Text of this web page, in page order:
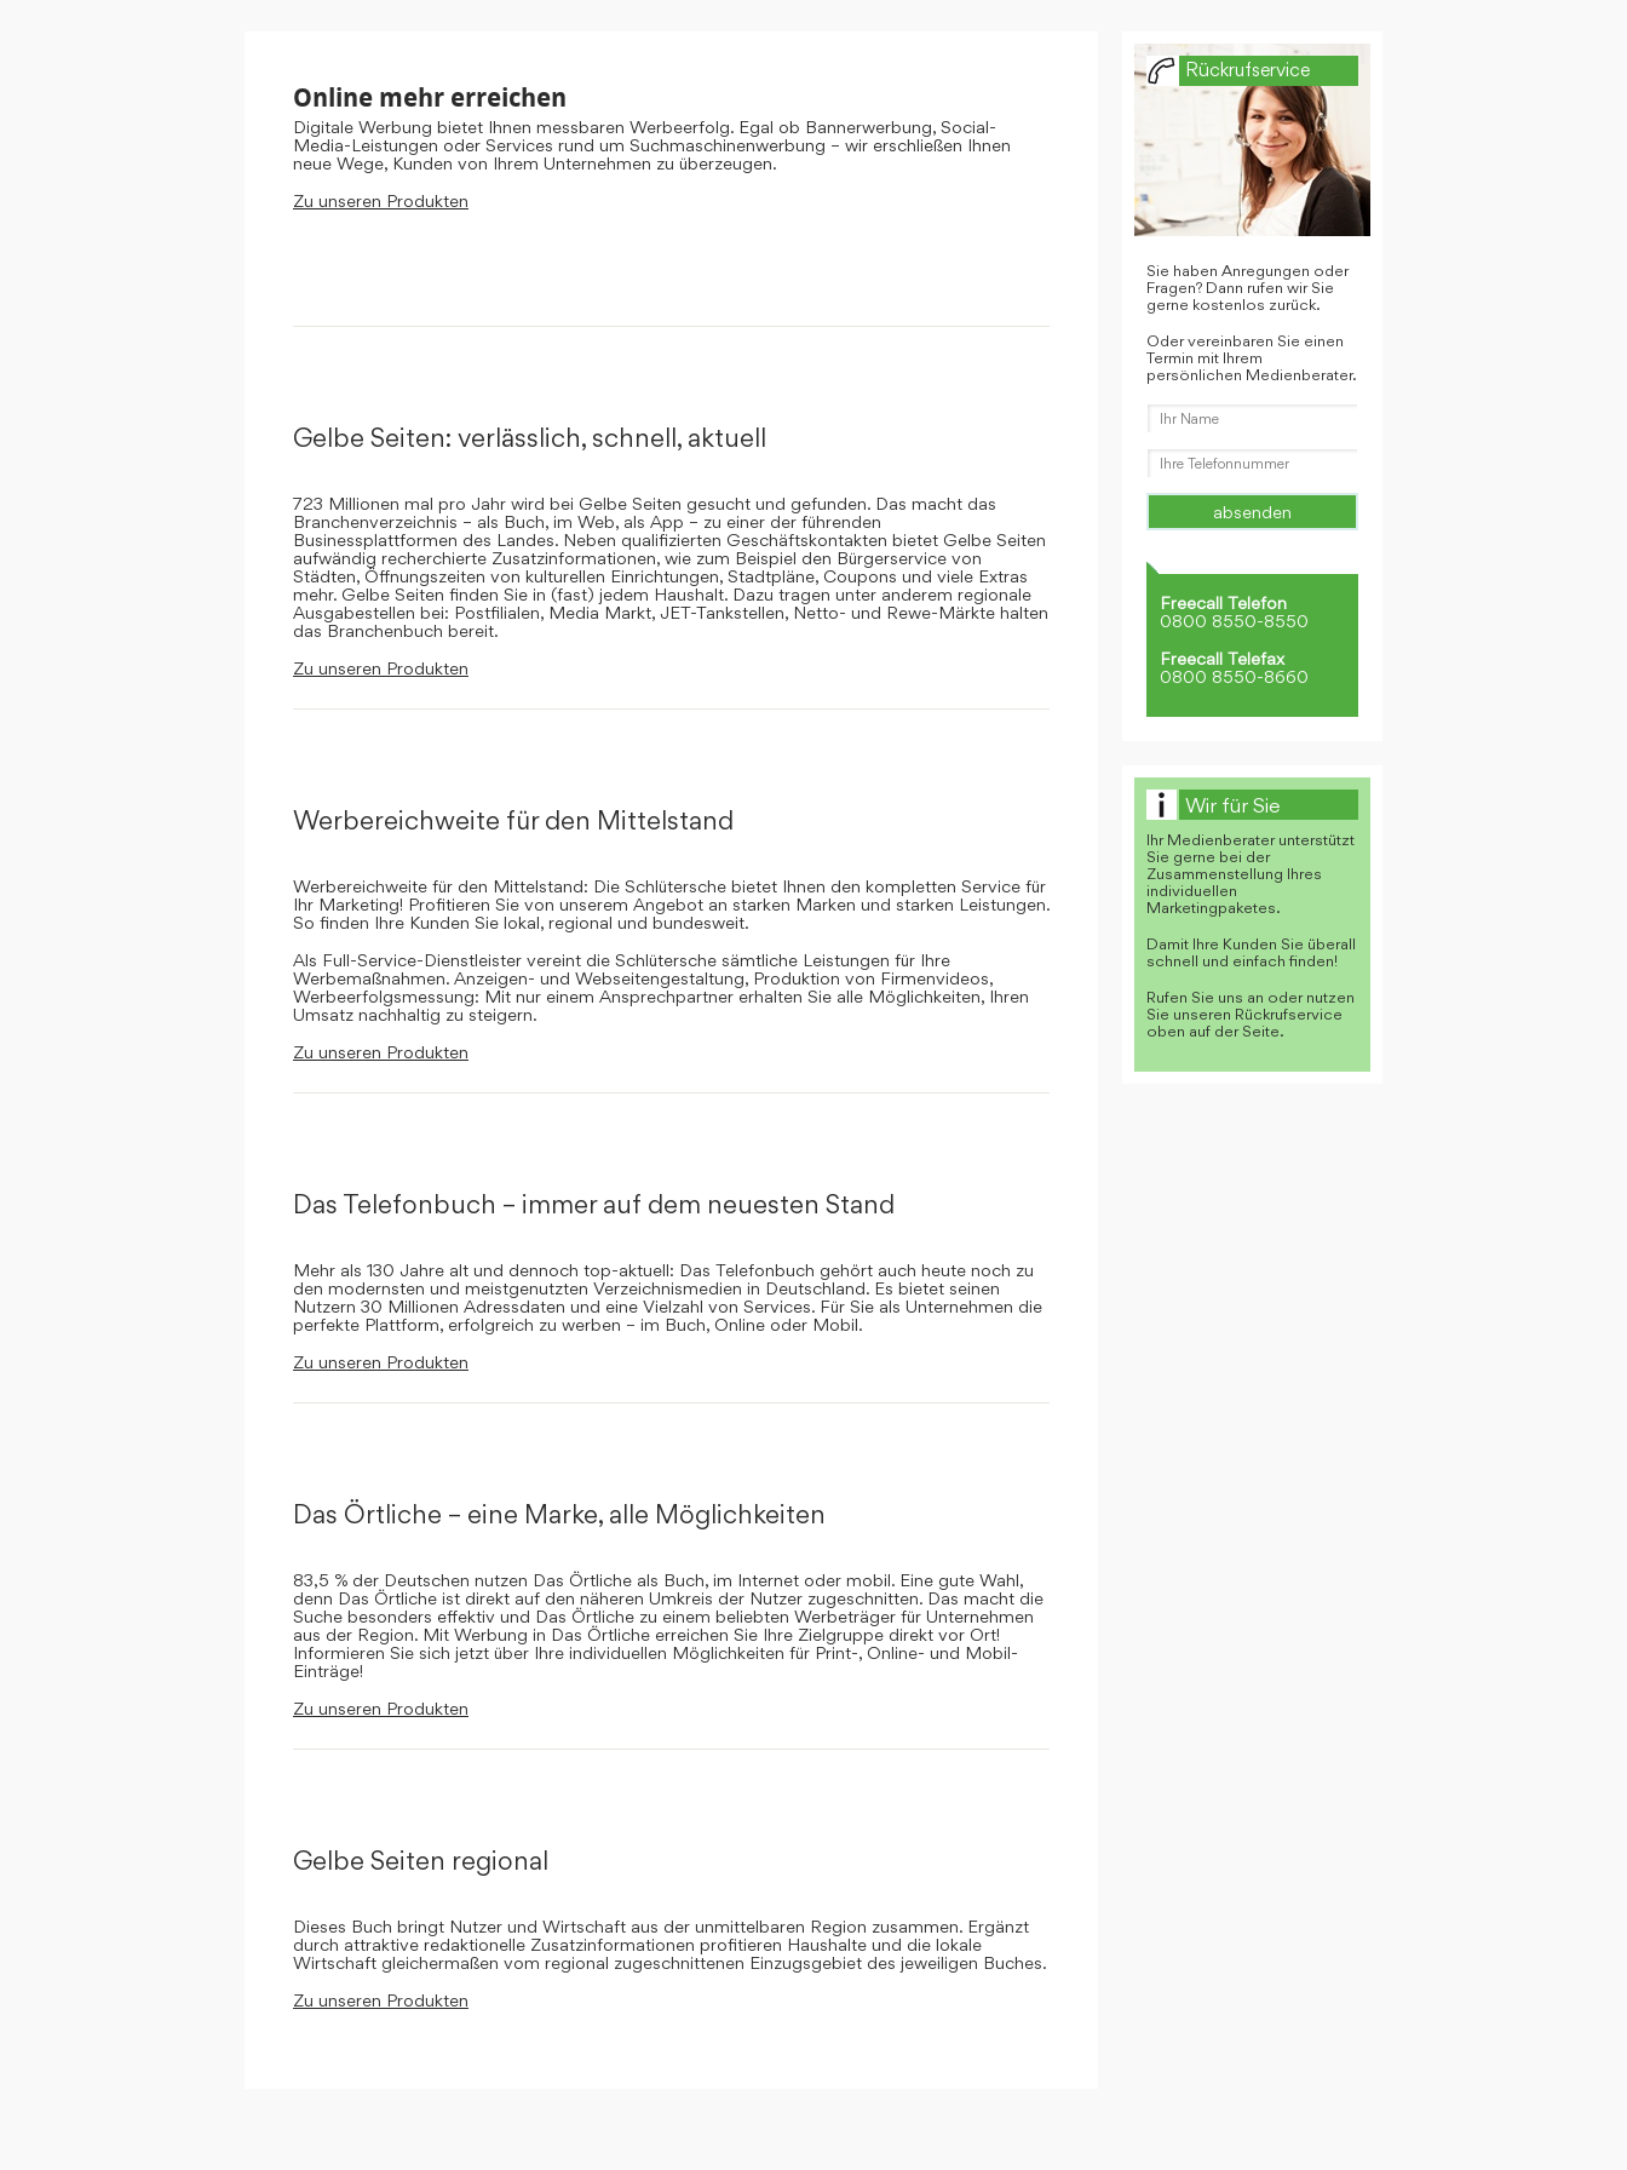
Online mehr erreichen
Digitale Werbung bietet Ihnen messbaren Werbeerfolg. Egal ob Bannerwerbung, Social-
Media-Leistungen oder Services rund um Suchmaschinenwerbung – wir erschließen Ihnen
neue Wege, Kunden von Ihrem Unternehmen zu überzeugen.
Zu unseren Produkten
Gelbe Seiten: verlässlich, schnell, aktuell
723 Millionen mal pro Jahr wird bei Gelbe Seiten gesucht und gefunden. Das macht das
Branchenverzeichnis – als Buch, im Web, als App – zu einer der führenden
Businessplattformen des Landes. Neben qualifizierten Geschäftskontakten bietet Gelbe Seiten
aufwändig recherchierte Zusatzinformationen, wie zum Beispiel den Bürgerservice von
Städten, Öffnungszeiten von kulturellen Einrichtungen, Stadtpläne, Coupons und viele Extras
mehr. Gelbe Seiten finden Sie in (fast) jedem Haushalt. Dazu tragen unter anderem regionale
Ausgabestellen bei: Postfilialen, Media Markt, JET-Tankstellen, Netto- und Rewe-Märkte halten
das Branchenbuch bereit.
Zu unseren Produkten
Werbereichweite für den Mittelstand
Werbereichweite für den Mittelstand: Die Schlütersche bietet Ihnen den kompletten Service für
Ihr Marketing! Profitieren Sie von unserem Angebot an starken Marken und starken Leistungen.
So finden Ihre Kunden Sie lokal, regional und bundesweit.
Als Full-Service-Dienstleister vereint die Schlütersche sämtliche Leistungen für Ihre
Werbemaßnahmen. Anzeigen- und Webseitengestaltung, Produktion von Firmenvideos,
Werbeerfolgsmessung: Mit nur einem Ansprechpartner erhalten Sie alle Möglichkeiten, Ihren
Umsatz nachhaltig zu steigern.
Zu unseren Produkten
Das Telefonbuch – immer auf dem neuesten Stand
Mehr als 130 Jahre alt und dennoch top-aktuell: Das Telefonbuch gehört auch heute noch zu
den modernsten und meistgenutzten Verzeichnismedien in Deutschland. Es bietet seinen
Nutzern 30 Millionen Adressdaten und eine Vielzahl von Services. Für Sie als Unternehmen die
perfekte Plattform, erfolgreich zu werben – im Buch, Online oder Mobil.
Zu unseren Produkten
Das Örtliche – eine Marke, alle Möglichkeiten
83,5 % der Deutschen nutzen Das Örtliche als Buch, im Internet oder mobil. Eine gute Wahl,
denn Das Örtliche ist direkt auf den näheren Umkreis der Nutzer zugeschnitten. Das macht die
Suche besonders effektiv und Das Örtliche zu einem beliebten Werbeträger für Unternehmen
aus der Region. Mit Werbung in Das Örtliche erreichen Sie Ihre Zielgruppe direkt vor Ort!
Informieren Sie sich jetzt über Ihre individuellen Möglichkeiten für Print-, Online- und Mobil-
Einträge!
Zu unseren Produkten
Gelbe Seiten regional
Dieses Buch bringt Nutzer und Wirtschaft aus der unmittelbaren Region zusammen. Ergänzt
durch attraktive redaktionelle Zusatzinformationen profitieren Haushalte und die lokale
Wirtschaft gleichermaßen vom regional zugeschnittenen Einzugsgebiet des jeweiligen Buches.
Zu unseren Produkten
Rückrufservice
Sie haben Anregungen oder
Fragen? Dann rufen wir Sie
gerne kostenlos zurück.
Oder vereinbaren Sie einen
Termin mit Ihrem
persönlichen Medienberater.
Freecall Telefon
0800 8550-8550
Freecall Telefax
0800 8550-8660
Wir für Sie
Ihr Medienberater unterstützt
Sie gerne bei der
Zusammenstellung Ihres
individuellen
Marketingpaketes.
Damit Ihre Kunden Sie überall
schnell und einfach finden!
Rufen Sie uns an oder nutzen
Sie unseren Rückrufservice
oben auf der Seite.